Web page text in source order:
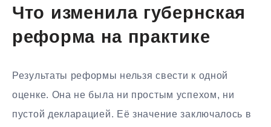
Что изменила губернская
реформа на практике
Результаты реформы нельзя свести к одной
оценке. Она не была ни простым успехом, ни
пустой декларацией. Её значение заключалось в